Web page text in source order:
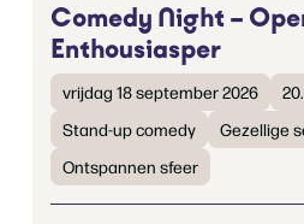
Comedy Night –
Enthousiasper
vrijdag 18 september 2026
Stand-up comedy
Gezellige
Ontspannen sfeer